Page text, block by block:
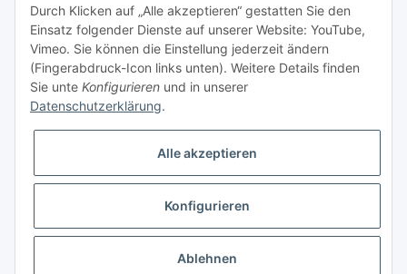
Bitte senden Sie mir entsprechend Ihrer
Datenschutzerklärungregelmäßig und jederzeit widerruflich
Informationen zu Ihrem Produktsortiment per E-Mail zu.
Gesetzliche Informationen
* Alle Preise zzgl. gesetzlicher USt., zzgl.Versand
Durch Klicken auf „Alle akzeptieren“ gestatten Sie den
Einsatz folgender Dienste auf unserer Website: YouTube,
Vimeo. Sie können die Einstellung jederzeit ändern
(Fingerabdruck-Icon links unten). Weitere Details finden
Sie unte Konfigurieren und in unserer
Datenschutzerklärung.
Alle akzeptieren
Konfigurieren
Ablehnen